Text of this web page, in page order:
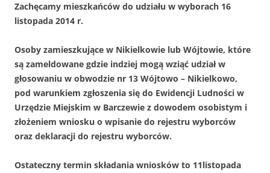
Zachęcamy mieszkańców do udziału w wyborach 16
listopada 2014 r.
Osoby zamieszkujące w Nikielkowie lub Wójtowie, które
są zameldowane gdzie indziej mogą wziąć udział w
głosowaniu w obwodzie nr 13 Wójtowo – Nikielkowo,
pod warunkiem zgłoszenia się do Ewidencji Ludności w
Urzędzie Miejskim w Barczewie z dowodem osobistym i
złożeniem wniosku o wpisanie do rejestru wyborców
oraz deklaracji do rejestru wyborców.
Ostateczny termin składania wniosków to 11listopada